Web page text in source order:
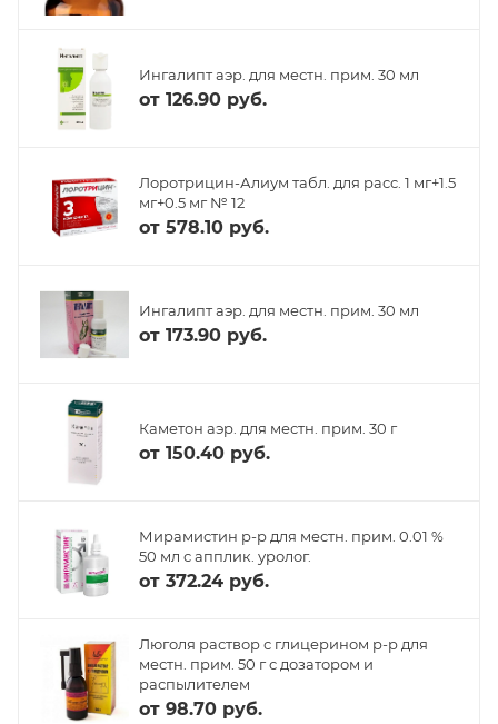
Ингалипт аэр. для местн. прим. 30 мл
от 126.90 руб.
Лоротрицин-Алиум табл. для расс. 1 мг+1.5
мг+0.5 мг № 12
от 578.10 руб.
Ингалипт аэр. для местн. прим. 30 мл
от 173.90 руб.
Каметон аэр. для местн. прим. 30 г
от 150.40 руб.
Мирамистин р-р для местн. прим. 0.01 %
50 мл с апплик. уролог.
от 372.24 руб.
Люголя раствор с глицерином р-р для
местн. прим. 50 г с дозатором и
распылителем
от 98.70 руб.